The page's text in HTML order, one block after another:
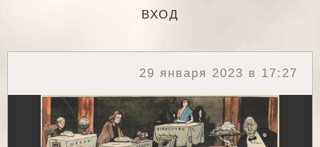
ВХОД
29 января 2023 в 17:27